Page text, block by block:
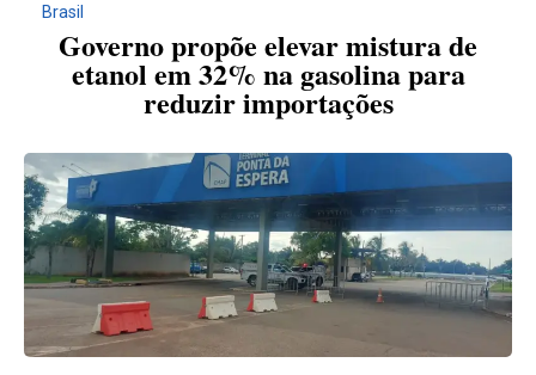
Brasil
Governo propõe elevar mistura de
etanol em 32% na gasolina para
reduzir importações